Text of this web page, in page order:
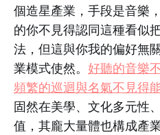
個造星產業，手段是音樂
的你不見得認同這種看似
法，但這與你我的偏好無
業模式使然。 好聽的音樂
頻繁的巡迴與名氣不見得
固然在美學、文化多元性
值，其龐大量體也構成產